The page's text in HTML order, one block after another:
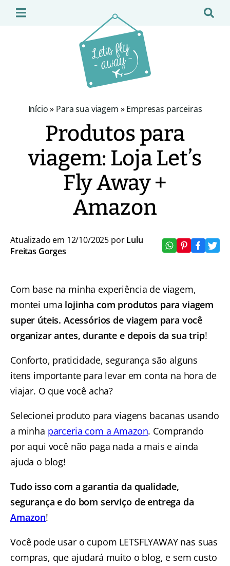
Início» Para sua viagem »Empresas parceiras
Produtos para
viagem: Loja Let’s
Fly Away +
Amazon
Atualizado em 12/10/2025 porLulu
Freitas Gorges
Com base na minha experiência de viagem,
montei uma lojinha com produtos para viagem
super úteis. Acessórios de viagem para você
organizar antes, durante e depois da sua trip!
Conforto, praticidade, segurança são alguns
itens importante para levar em conta na hora de
viajar. O que você acha?
Selecionei produto para viagens bacanas usando
a minha parceria com a Amazon. Comprando
por aqui você não paga nada a mais e ainda
ajuda o blog!
Tudo isso com a garantia da qualidade,
segurança e do bom serviço de entrega da
Amazon!
Você pode usar o cupom LETSFLYAWAY nas suas
compras, que ajudará muito o blog, e sem custo